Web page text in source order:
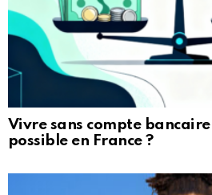
Vivre sans compte
possible en France ?